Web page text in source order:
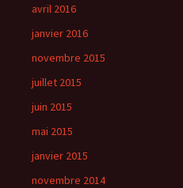
avril 2016
janvier 2016
novembre 2015
juillet 2015
juin 2015
mai 2015
janvier 2015
novembre 2014